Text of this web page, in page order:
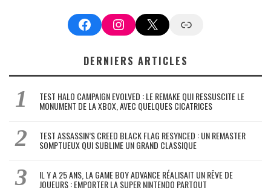
FacebookInstagram
X Google News
DERNIERS ARTICLES
TEST HALO CAMPAIGN EVOLVED : LE REMAKE QUI RESSUSCITE LE
MONUMENT DE LA XBOX, AVEC QUELQUES CICATRICES
TEST ASSASSIN’S CREED BLACK FLAG RESYNCED : UN REMASTER
SOMPTUEUX QUI SUBLIME UN GRAND CLASSIQUE
IL Y A 25 ANS, LA GAME BOY ADVANCE RÉALISAIT UN RÊVE DE
JOUEURS : EMPORTER LA SUPER NINTENDO PARTOUT